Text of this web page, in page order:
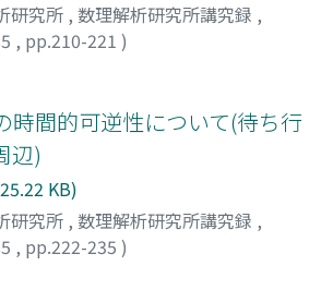
研究所 , 数理解析研究所講究録 ,
, pp.210-221 )
時間的可逆性について(待ち行
辺)
KB)
研究所 , 数理解析研究所講究録 ,
, pp.222-235 )